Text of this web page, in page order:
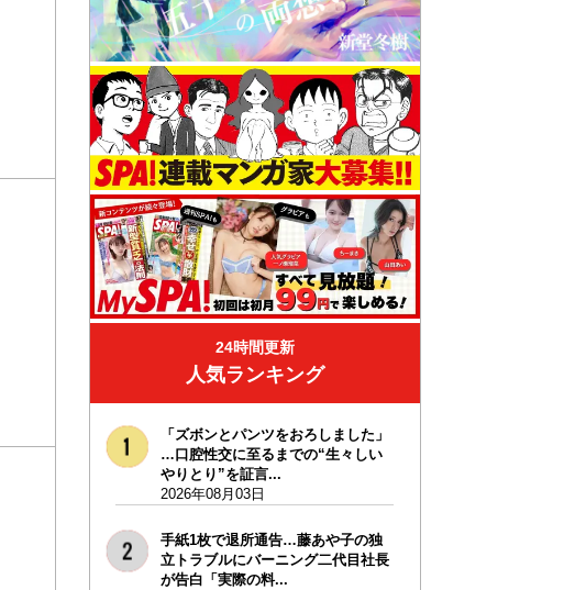
24時間更新
人気ランキング
「ズボンとパンツをおろしました」
…口腔性交に至るまでの“生々しい
やりとり”を証言...
2026年08月03日
手紙1枚で退所通告…藤あや子の独
立トラブルにバーニング二代目社長
が告白「実際の料...